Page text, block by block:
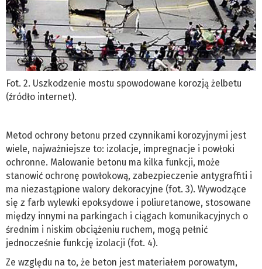
Fot. 2. Uszkodzenie mostu spowodowane korozją żelbetu
(źródło internet).
Metod ochrony betonu przed czynnikami korozyjnymi jest
wiele, najważniejsze to: izolacje, impregnacje i powłoki
ochronne. Malowanie betonu ma kilka funkcji, może
stanowić ochronę powłokową, zabezpieczenie antygraffiti i
ma niezastąpione walory dekoracyjne (fot. 3). Wywodzące
się z farb wylewki epoksydowe i poliuretanowe, stosowane
między innymi na parkingach i ciągach komunikacyjnych o
średnim i niskim obciążeniu ruchem, mogą pełnić
jednocześnie funkcję izolacji (fot. 4).
Ze względu na to, że beton jest materiałem porowatym,